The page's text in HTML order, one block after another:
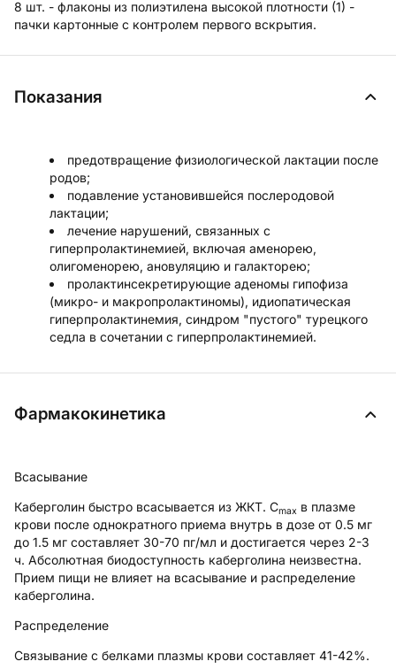
8 шт. - флаконы из полиэтилена высокой плотности (1) -
пачки картонные с контролем первого вскрытия.
Показания
предотвращение физиологической лактации после
родов;
подавление установившейся послеродовой
лактации;
лечение нарушений, связанных с
гиперпролактинемией, включая аменорею,
олигоменорею, ановуляцию и галакторею;
пролактинсекретирующие аденомы гипофиза
(микро- и макропролактиномы), идиопатическая
гиперпролактинемия, синдром "пустого" турецкого
седла в сочетании с гиперпролактинемией.
Фармакокинетика
Всасывание
Каберголин быстро всасывается из ЖКТ. Cmax в плазме
крови после однократного приема внутрь в дозе от 0.5 мг
до 1.5 мг составляет 30-70 пг/мл и достигается через 2-3
ч. Абсолютная биодоступность каберголина неизвестна.
Прием пищи не влияет на всасывание и распределение
каберголина.
Распределение
Связывание с белками плазмы крови составляет 41-42%.